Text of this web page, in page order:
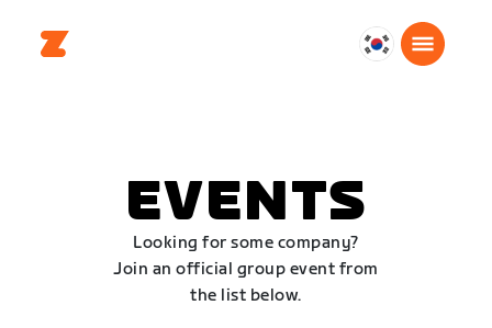
대
EVENTS
Looking for some company?
Join an official group event from
the list below.